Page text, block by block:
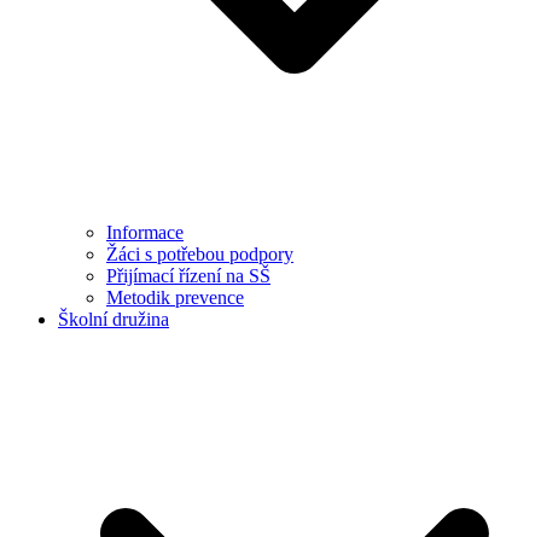
Informace
Žáci s potřebou podpory
Přijímací řízení na SŠ
Metodik prevence
Školní družina